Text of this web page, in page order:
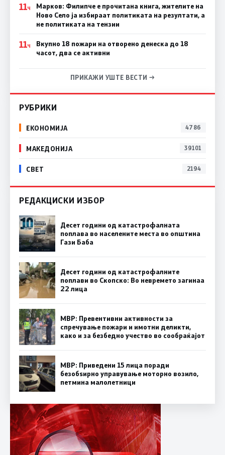
11Ч
Марков: Филипче е прочитана книга, жителите на
Ново Село ја избираат политиката на резултати, а
не политиката на тензии
11Ч
Вкупно 18 пожари на отворено денеска до 18
часот, два се активни
ПРИКАЖИ УШТЕ ВЕСТИ →
РУБРИКИ
ЕКОНОМИЈА 4786
МАКЕДОНИЈА 39101
СВЕТ 2194
РЕДАКЦИСКИ ИЗБОР
Десет години од катастрофалната
поплава во населените места во општина
Гази Баба
Десет години од катастрофалните
поплави во Скопско: Во невремето загинаа
22 лица
МВР: Превентивни активности за
спречување пожари и имотни деликти,
како и за безбедно учество во сообраќајот
МВР: Приведени 15 лица поради
безобѕирно управување моторно возило,
петмина малолетници